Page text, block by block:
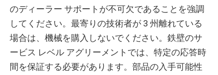
のディーラー サポートが不可欠であることを強調
してください。最寄りの技術者が 3 州離れている
場合は、機械を購入しないでください。鉄壁のサ
ービス レベル アグリーメントでは、特定の応答時
間を保証する必要があります。部品の入手可能性